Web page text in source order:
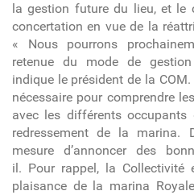
la gestion future du lieu, et le
concertation en vue de la
« Nous pourrons
retenue du mode de
indique le président de la
nécessaire pour comprendre
avec les différents
redressement de la marina.
mesure d’annoncer des
il. Pour rappel, la Collectivité
plaisance de la marina